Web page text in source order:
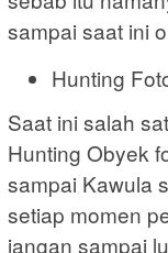
sampai saat ini
Hunting
Saat ini salah
Hunting Obyek
sampai Kawula
setiap momen
jangan sampai